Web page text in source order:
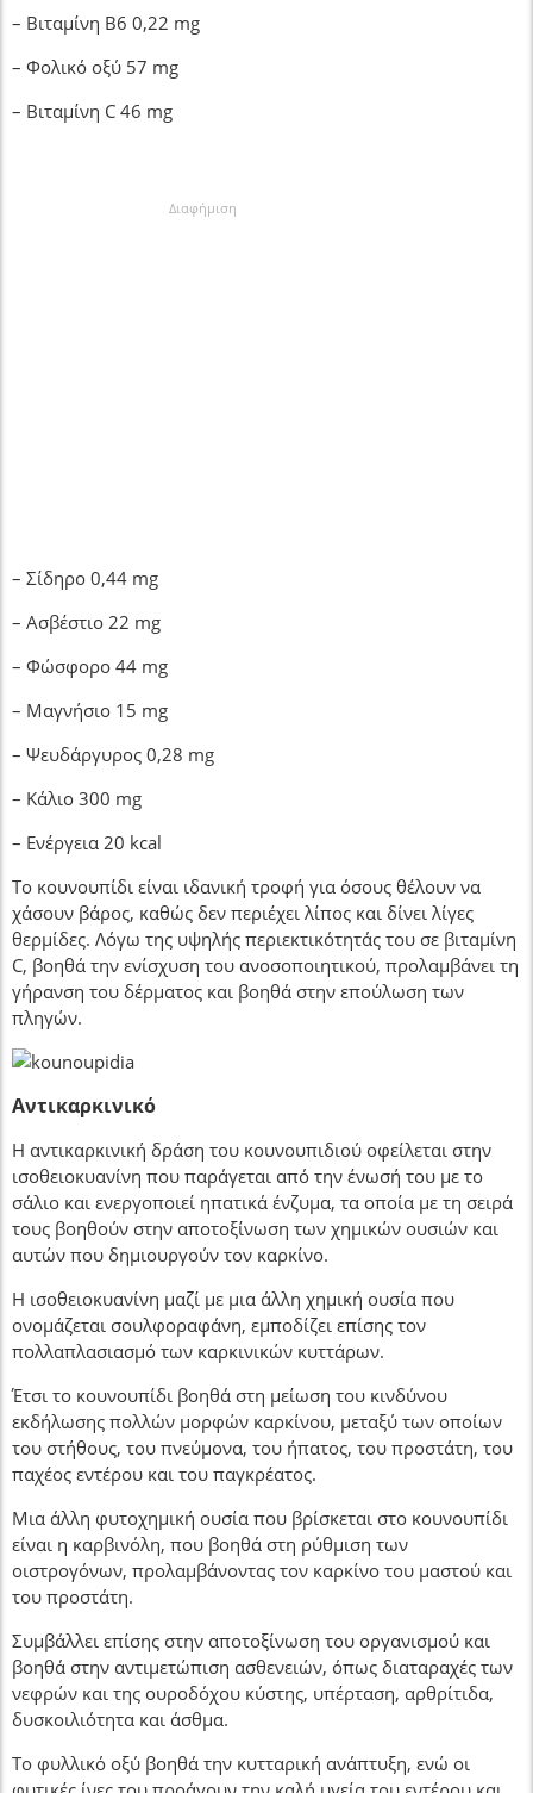
– Βιταμίνη Β6 0,22 mg
– Φολικό οξύ 57 mg
– Βιταμίνη C 46 mg
Διαφήμιση
– Σίδηρο 0,44 mg
– Ασβέστιο 22 mg
– Φώσφορο 44 mg
– Μαγνήσιο 15 mg
– Ψευδάργυρος 0,28 mg
– Κάλιο 300 mg
– Ενέργεια 20 kcal
Το κουνουπίδι είναι ιδανική τροφή για όσους θέλουν να
χάσουν βάρος, καθώς δεν περιέχει λίπος και δίνει λίγες
θερμίδες. Λόγω της υψηλής περιεκτικότητάς του σε βιταμίνη
C, βοηθά την ενίσχυση του ανοσοποιητικού, προλαμβάνει τη
γήρανση του δέρματος και βοηθά στην επούλωση των
πληγών.
Αντικαρκινικό
Η αντικαρκινική δράση του κουνουπιδιού οφείλεται στην
ισοθειοκυανίνη που παράγεται από την ένωσή του με το
σάλιο και ενεργοποιεί ηπατικά ένζυμα, τα οποία με τη σειρά
τους βοηθούν στην αποτοξίνωση των χημικών ουσιών και
αυτών που δημιουργούν τον καρκίνο.
Η ισοθειοκυανίνη μαζί με μια άλλη χημική ουσία που
ονομάζεται σουλφοραφάνη, εμποδίζει επίσης τον
πολλαπλασιασμό των καρκινικών κυττάρων.
Έτσι το κουνουπίδι βοηθά στη μείωση του κινδύνου
εκδήλωσης πολλών μορφών καρκίνου, μεταξύ των οποίων
του στήθους, του πνεύμονα, του ήπατος, του προστάτη, του
παχέος εντέρου και του παγκρέατος.
Μια άλλη φυτοχημική ουσία που βρίσκεται στο κουνουπίδι
είναι η καρβινόλη, που βοηθά στη ρύθμιση των
οιστρογόνων, προλαμβάνοντας τον καρκίνο του μαστού και
του προστάτη.
Συμβάλλει επίσης στην αποτοξίνωση του οργανισμού και
βοηθά στην αντιμετώπιση ασθενειών, όπως διαταραχές των
νεφρών και της ουροδόχου κύστης, υπέρταση, αρθρίτιδα,
δυσκοιλιότητα και άσθμα.
Το φυλλικό οξύ βοηθά την κυτταρική ανάπτυξη, ενώ οι